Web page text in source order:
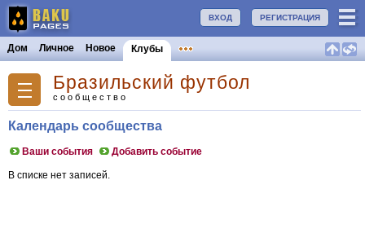
РЕГИСТРАЦИЯ
ВХОД
Дом Личное Новое Клубы
Бразильский футбол
сообщество
Календарь сообщества
Ваши события Добавить событие
В списке нет записей.